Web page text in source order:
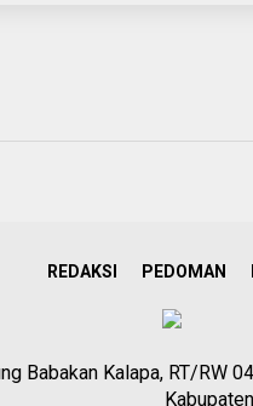
REDAKSI PEDOMAN
Babakan Kalapa, RT/RW